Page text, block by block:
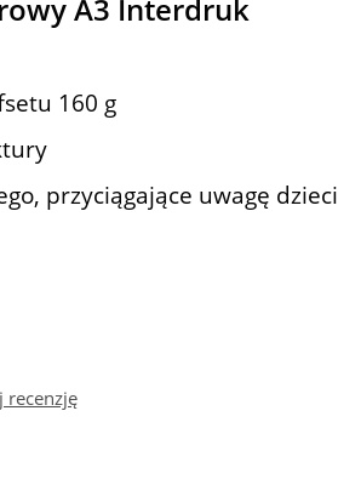
A3 Interdruk
160 g
przyciągające uwagę dzieci
recenzję